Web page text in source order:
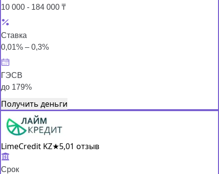
10 000 - 184 000 ₸
Ставка
0,01% – 0,3%
ГЭСВ
до 179%
Получить деньги
LimeCredit KZ★5,01 отзыв
Срок